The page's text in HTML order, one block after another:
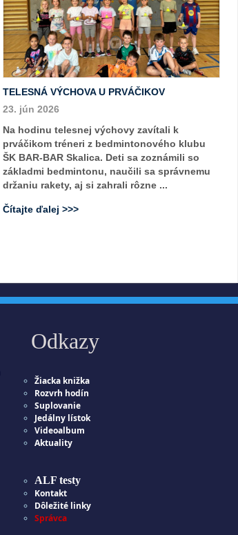
TELESNÁ VÝCHOVA U PRVÁČIKOV
23. jún 2026
Na hodinu telesnej výchovy zavítali k
prváčikom tréneri z bedmintonového klubu
ŠK BAR-BAR Skalica. Deti sa zoznámili so
základmi bedmintonu, naučili sa správnemu
držaniu rakety, aj si zahrali rôzne ...
Čítajte ďalej >>>
Odkazy
Žiacka knižka
Rozvrh hodín
Suplovanie
Jedálny lístok
Videoalbum
Aktuality
ALF testy
Kontakt
Dôležité linky
Správca